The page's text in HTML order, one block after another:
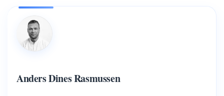
Anders Dines Rasmussen